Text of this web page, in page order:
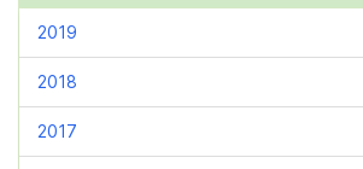
2019
2018
2017